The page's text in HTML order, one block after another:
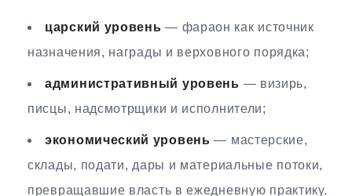
царский уровень — фараон как источник
назначения, награды и верховного порядка;
административный уровень — визирь,
писцы, надсмотрщики и исполнители;
экономический уровень — мастерские,
склады, подати, дары и материальные потоки,
превращавшие власть в ежедневную практику.